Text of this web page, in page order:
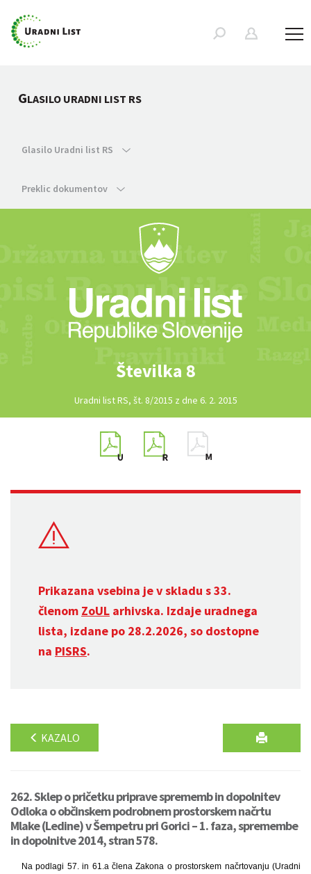
GLASILO URADNI LIST RS
Glasilo Uradni list RS
Preklic dokumentov
Številka 8
Uradni list RS, št. 8/2015 z dne 6. 2. 2015
Prikazana vsebina je v skladu s 33.
členom ZoUL arhivska. Izdaje uradnega
lista, izdane po 28.2.2026, so dostopne
na PISRS.
KAZALO
262. Sklep o pričetku priprave sprememb in dopolnitev
Odloka o občinskem podrobnem prostorskem načrtu
Mlake (Ledine) v Šempetru pri Gorici – 1. faza, spremembe
in dopolnitve 2014, stran 578.
Na podlagi 57. in 61.a člena Zakona o prostorskem načrtovanju (Uradni